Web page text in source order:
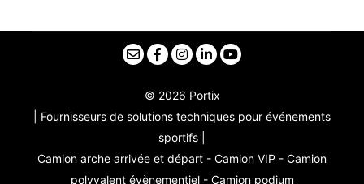
© 2026 Portix
| Fournisseurs de solutions techniques pour événements
sportifs |
Camion arche arrivée et départ - Camion VIP - Camion
polyvalent évènementiel - Camion podium